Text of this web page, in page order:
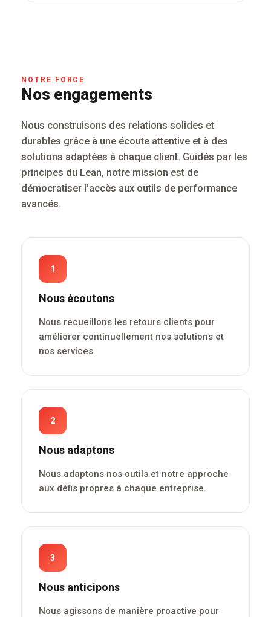
NOTRE FORCE
Nos engagements
Nous construisons des relations solides et
durables grâce à une écoute attentive et à des
solutions adaptées à chaque client. Guidés par les
principes du Lean, notre mission est de
démocratiser l’accès aux outils de performance
avancés.
1
Nous écoutons
Nous recueillons les retours clients pour
améliorer continuellement nos solutions et
nos services.
2
Nous adaptons
Nous adaptons nos outils et notre approche
aux défis propres à chaque entreprise.
3
Nous anticipons
Nous agissons de manière proactive pour